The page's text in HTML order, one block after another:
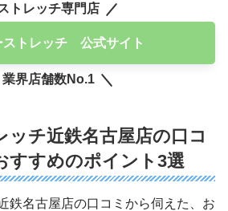
トレッチ専門店
ストレッチ 公式サイト
業界店舗数No.1
ッチ近鉄名古屋店の口コ
すすめのポイント3選
鉄名古屋店の口コミから伺えた、お